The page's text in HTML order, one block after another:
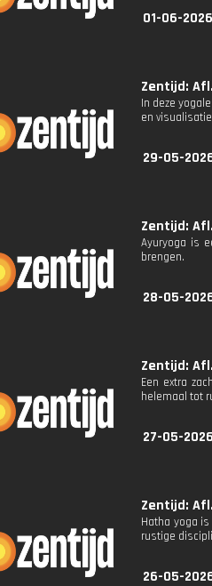
01-06-
Zentijd:
In deze
en
29-05-
Zentijd:
Ayuryoga is
brengen.
28-05-
Zentijd:
Een extra
helemaal tot
27-05-
Zentijd:
Hatha yoga
rustige
26-05-